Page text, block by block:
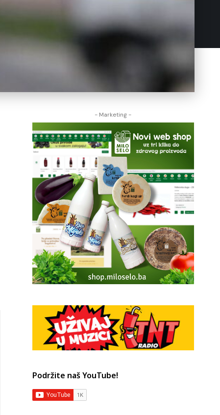
- Marketing -
Podržite naš YouTube!